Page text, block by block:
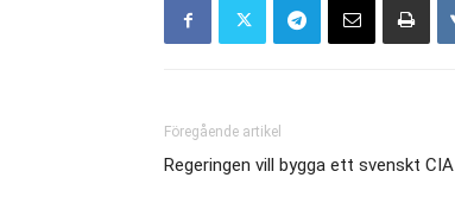
Föregående artikel
Regeringen vill bygga ett svenskt CIA